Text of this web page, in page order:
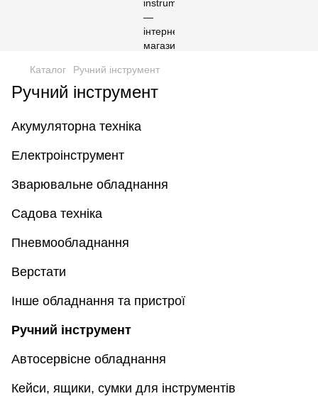
Каталог Ручний інструмент
Ручний інструмент
Акумуляторна техніка
Електроінструмент
Зварювальне обладнання
Садова техніка
Пневмообладнання
Верстати
Інше обладнання та пристрої
Ручний інструмент
Автосервісне обладнання
Кейси, ящики, сумки для інструментів